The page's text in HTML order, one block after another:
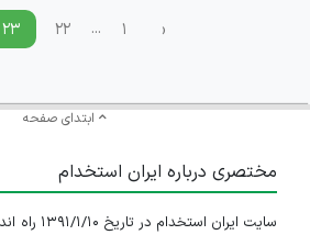
‹ ۱ ... ۲۲ ۲۳
ابتدای صفحه
مختصری درباره ایران استخدام
سایت ایران